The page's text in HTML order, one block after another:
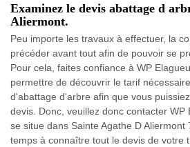
Examinez le devis abattage d
Aliermont.
Peu importe les travaux à effectuer, la
précéder avant tout afin de pouvoir se
Pour cela, faites confiance à WP
permettre de découvrir le tarif
d'abattage d'arbre afin que vous
devis. Donc, veuillez donc contacter WP
se situe dans Sainte Agathe D
temps à connaître tout le devis de votre